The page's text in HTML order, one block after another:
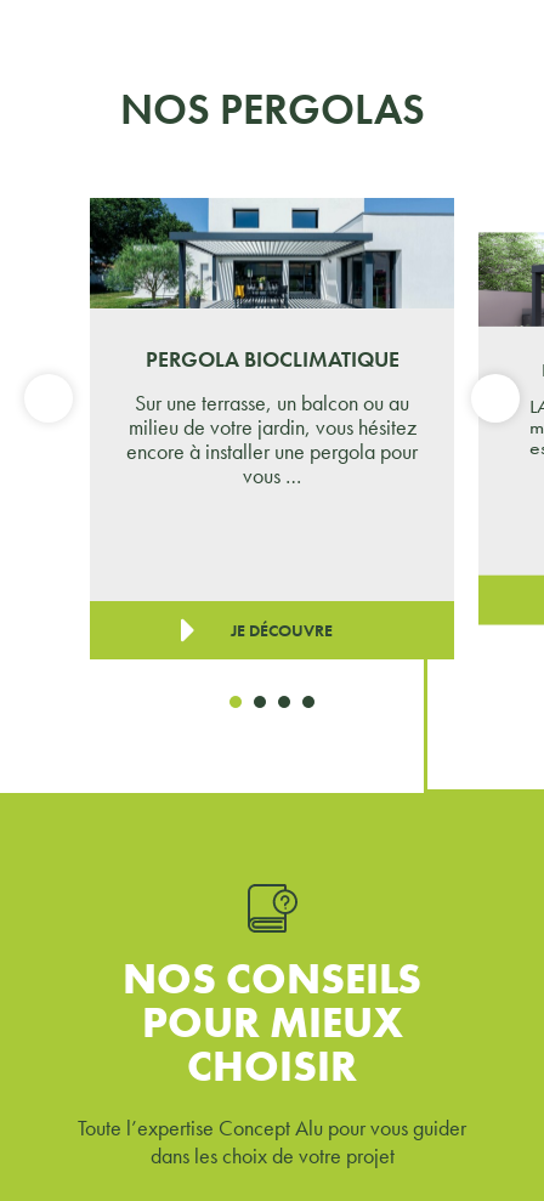
NOS PERGOLAS
PERGOLA BIOCLIMATIQUE
Sur une terrasse, un balcon ou au
milieu de votre jardin, vous hésitez
encore à installer une pergola pour
vous …
JE DÉCOUVRE
NOS CONSEILS
POUR MIEUX
CHOISIR
Toute l’expertise Concept Alu pour vous guider
dans les choix de votre projet